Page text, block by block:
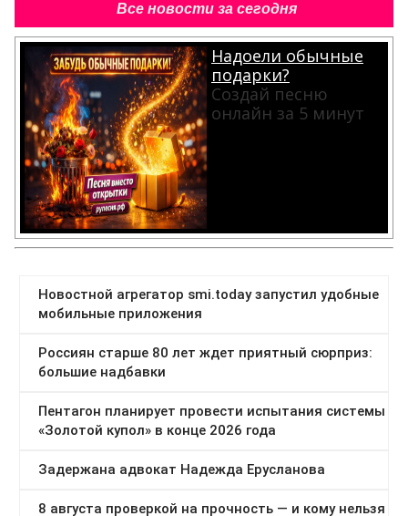
Все новости за сегодня
Надоели обычные
подарки?
Создай песню
онлайн за 5 минут